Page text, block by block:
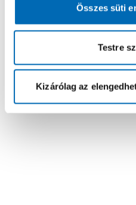
Összes süti
Testre
Kizárólag az